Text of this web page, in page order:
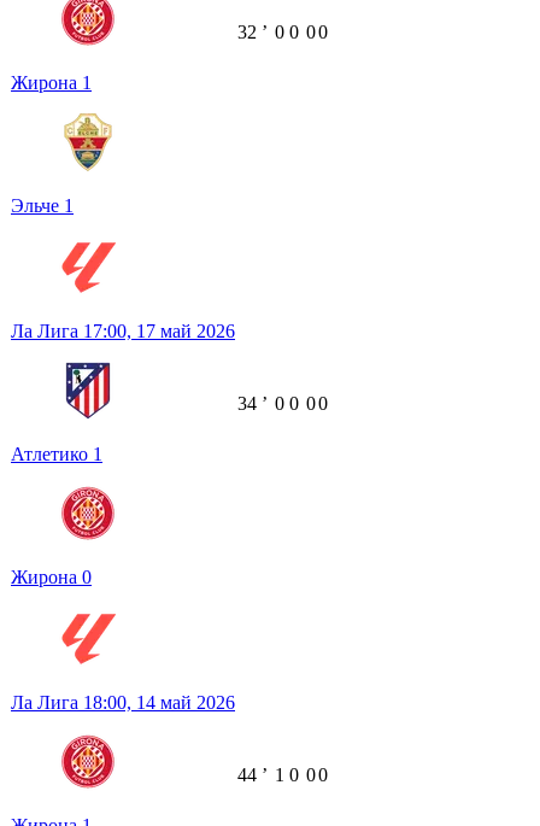
Жирона 1
Эльче 1
32 ʼ 0 0 00
Ла Лига 17:00, 17 май 2026
Атлетико 1
Жирона 0
34 ʼ 0 0 00
Ла Лига 18:00, 14 май 2026
44 ʼ 1 0 00